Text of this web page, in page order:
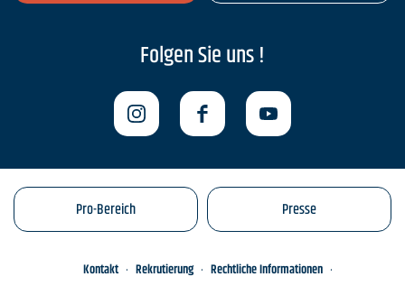
Folgen Sie uns !
Pro-Bereich Presse
Kontakt Rekrutierung
Rechtliche Informationen